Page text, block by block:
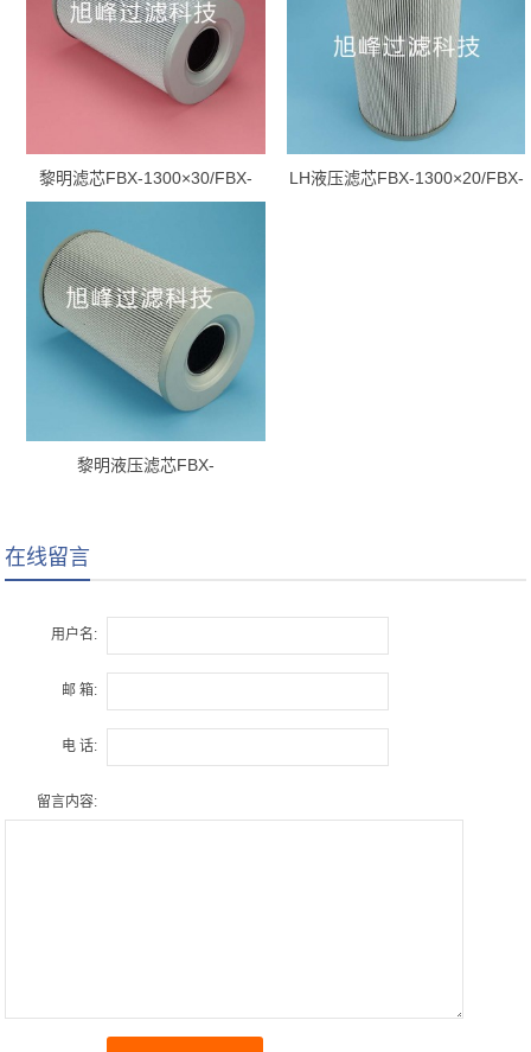
黎明滤芯FBX-1300×30/FBX-
1300*30
LH液压滤芯FBX-1300×20/FBX-
黎明液压滤芯FBX-
在线留言
用户名:
邮 箱:
电 话:
留言内容: